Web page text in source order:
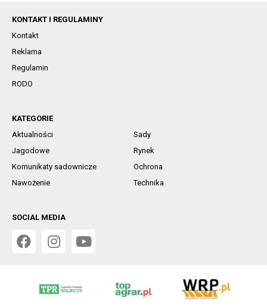
KONTAKT I REGULAMINY
Kontakt
Reklama
Regulamin
RODO
KATEGORIE
Aktualności
Sady
Jagodowe
Rynek
Komunikaty sadownicze
Ochrona
Nawożenie
Technika
SOCIAL MEDIA